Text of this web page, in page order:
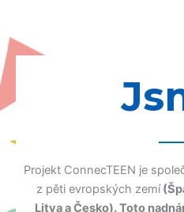
Projekt ConnecTEEN je
z pěti evropských zemí
Litva a Česko). Toto